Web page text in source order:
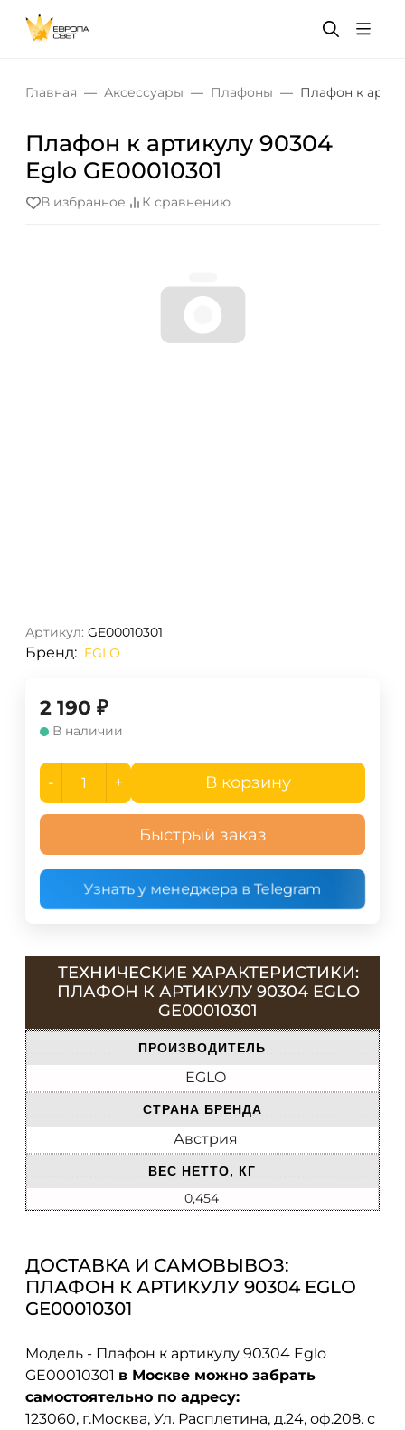
Главная Аксессуары Плафоны Плафон к
Плафон к артикулу 90304
Eglo GE00010301
В избранное К сравнению
Артикул: GE00010301
Бренд: EGLO
2 190 ₽
В наличии
- + В корзину
Быстрый заказ
Узнать у менеджера в Telegram
ТЕХНИЧЕСКИЕ ХАРАКТЕРИСТИКИ:
ПЛАФОН К АРТИКУЛУ 90304 EGLO
GE00010301
ПРОИЗВОДИТЕЛЬ
EGLO
СТРАНА БРЕНДА
Австрия
ВЕС НЕТТО, КГ
0,454
ДОСТАВКА И САМОВЫВОЗ:
ПЛАФОН К АРТИКУЛУ 90304 EGLO
GE00010301
Модель - Плафон к артикулу 90304 Eglo
GE00010301 в Москве можно забрать
самостоятельно по адресу:
123060, г.Москва, Ул. Расплетина, д.24, оф.208. с